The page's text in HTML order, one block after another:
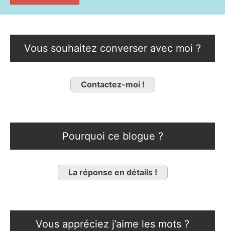
Vous souhaitez converser avec moi ?
Contactez-moi !
Pourquoi ce blogue ?
La réponse en détails !
Vous appréciez j’aime les mots ?